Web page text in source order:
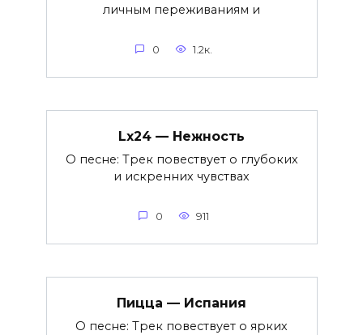
личным переживаниям и
0 1.2к.
Lx24 — Нежность
О песне: Трек повествует о глубоких
и искренних чувствах
0 911
Пицца — Испания
О песне: Трек повествует о ярких